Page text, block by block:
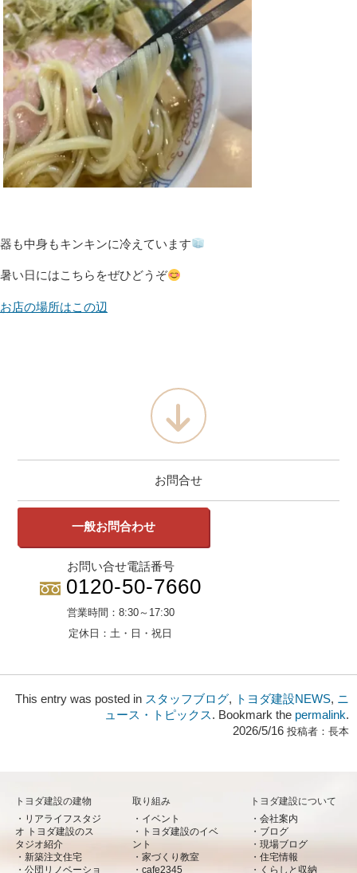
器も中身もキンキンに冷えています
暑い日にはこちらをぜひどうぞ
お店の場所はこの辺
お問合せ
一般お問合わせ
お問い合せ電話番号
0120-50-7660
営業時間： 8:30～17:30
定休日：土・日・祝日
This entry was posted in スタッフブログ, トヨダ建設NEWS, ニ
ュース・トピックス. Bookmark the permalink.
2026/5/16 投稿者： 長本
トヨダ建設の建物
リアライフスタジ
オ トヨダ建設のス
タジオ紹介
新築注文住宅
公団リノベーショ
取り組み
イベント
トヨダ建設のイベ
ント
家づくり教室
cafe2345
トヨダ建設について
会社案内
ブログ
現場ブログ
住宅情報
くらしと収納